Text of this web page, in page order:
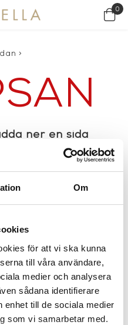
Om
för att vi ska kunna
till våra användare,
medier och analysera
sådana identifierare
enhet till de sociala medier
som vi samarbetar med.
0
>
ner en sida
server.
Kontrollera
bokmärke. Om du
sidan kan felet bero
Försök i så fall igen
klicka på en länk är vi